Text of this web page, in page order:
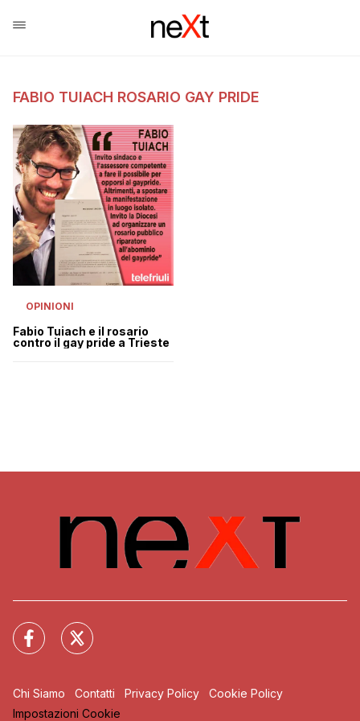
FABIO TUIACH ROSARIO GAY PRIDE
OPINIONI
Fabio Tuiach e il rosario
contro il gay pride a Trieste
Chi Siamo Contatti Privacy Policy
Cookie Policy
Impostazioni Cookie